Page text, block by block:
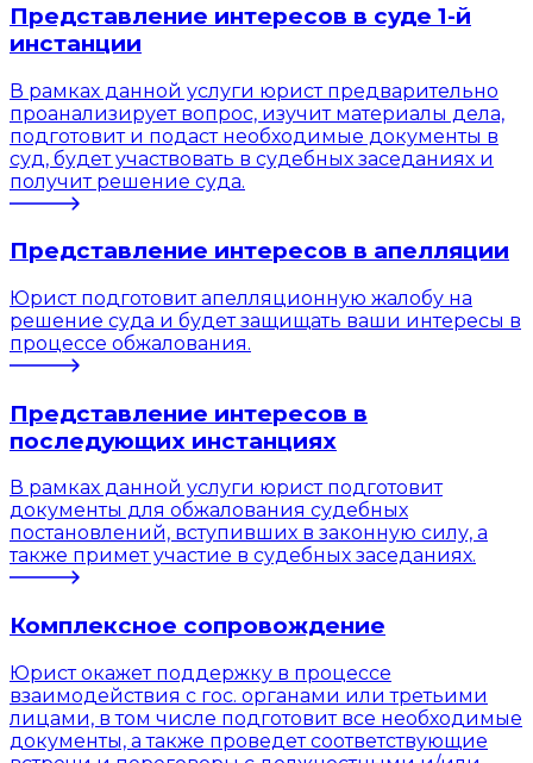
Представление интересов в суде 1-й
инстанции
В рамках данной услуги юрист предварительно
проанализирует вопрос, изучит материалы дела,
подготовит и подаст необходимые документы в
суд, будет участвовать в судебных заседаниях и
получит решение суда.
Представление интересов в апелляции
Юрист подготовит апелляционную жалобу на
решение суда и будет защищать ваши интересы в
процессе обжалования.
Представление интересов в
последующих инстанциях
В рамках данной услуги юрист подготовит
документы для обжалования судебных
постановлений, вступивших в законную силу, а
также примет участие в судебных заседаниях.
Комплексное сопровождение
Юрист окажет поддержку в процессе
взаимодействия с гос. органами или третьими
лицами, в том числе подготовит все необходимые
документы, а также проведет соответствующие